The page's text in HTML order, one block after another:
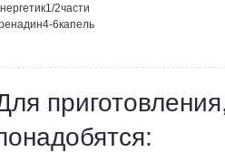
1/2части
4-6капель